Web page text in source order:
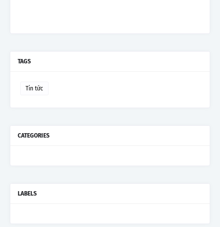
TAGS
Tin tức
CATEGORIES
LABELS